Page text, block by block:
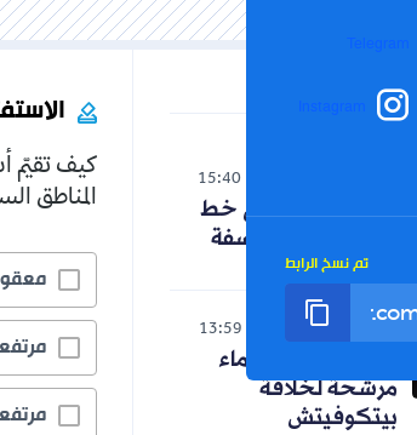
Telegram
Instagram
تم نسخ الرابط
15:40
حنون تدخل على خط
الجدل حول الفلسفة
رياضة 06-08-2026
13:59
رسميا.. ثلاثة أسماء
مرشحة لخلافة
بيتكوفيتش
كيف تقيّم
المناطق